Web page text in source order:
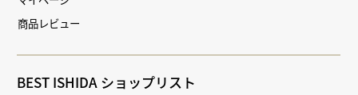
商品レビュー
BEST ISHIDA ショップリスト